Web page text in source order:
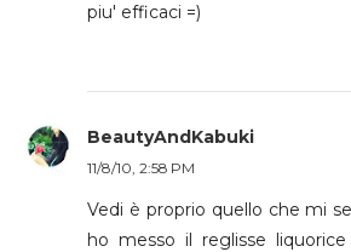
piu' efficaci =)
BeautyAndKabuki
11/8/10, 2:58 PM
Vedi è proprio quello che mi
ho messo il reglisse